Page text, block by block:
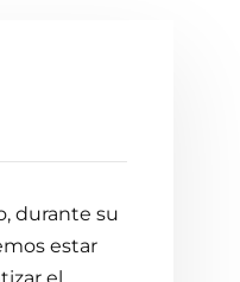
durante su
estar